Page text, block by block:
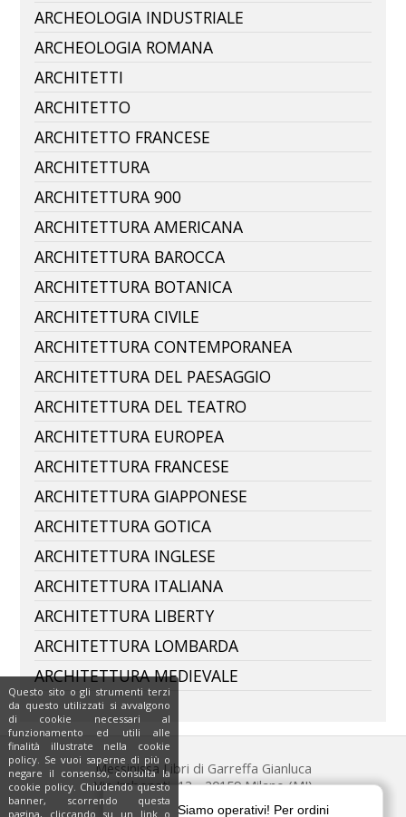
Questo sito o gli strumenti terzi
da questo utilizzati si avvalgono
di cookie necessari al
funzionamento ed utili alle
finalità illustrate nella cookie
policy. Se vuoi saperne di più o
negare il consenso, consulta la
cookie policy. Chiudendo questo
banner, scorrendo questa
pagina, cliccando su un link o
ARCHEOLOGIA INDUSTRIALE
ARCHEOLOGIA ROMANA
ARCHITETTI
ARCHITETTO
ARCHITETTO FRANCESE
ARCHITETTURA
ARCHITETTURA 900
ARCHITETTURA AMERICANA
ARCHITETTURA BAROCCA
ARCHITETTURA BOTANICA
ARCHITETTURA CIVILE
ARCHITETTURA CONTEMPORANEA
ARCHITETTURA DEL PAESAGGIO
ARCHITETTURA DEL TEATRO
ARCHITETTURA EUROPEA
ARCHITETTURA FRANCESE
ARCHITETTURA GIAPPONESE
ARCHITETTURA GOTICA
ARCHITETTURA INGLESE
ARCHITETTURA ITALIANA
ARCHITETTURA LIBERTY
ARCHITETTURA LOMBARDA
ARCHITETTURA MEDIEVALE
Messinissa Libri di Garreffa Gianluca
Via Imbonati, 13 - 20159 Milano (MI)
Tel. 342.048.6444